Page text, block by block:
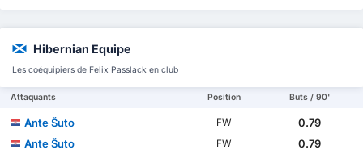
Hibernian Equipe
Les coéquipiers de Felix Passlack en club
Attaquants Position Buts / 90'
Ante Šuto FW
0.79
Ante Šuto
FW
0.79